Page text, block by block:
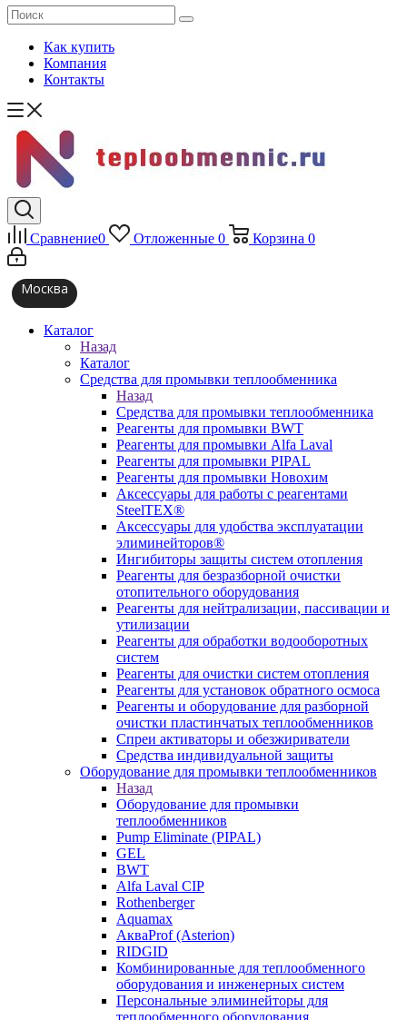
Как купить
Компания
Контакты
Сравнение0 Отложенные 0 Корзина 0
Москва
Каталог
Назад
Каталог
Средства для промывки теплообменника
Назад
Средства для промывки теплообменника
Реагенты для промывки BWT
Реагенты для промывки Alfa Laval
Реагенты для промывки PIPAL
Реагенты для промывки Новохим
Аксессуары для работы с реагентами
SteelTEX®
Аксессуары для удобства эксплуатации
элиминейторов®
Ингибиторы защиты систем отопления
Реагенты для безразборной очистки
отопительного оборудования
Реагенты для нейтрализации, пассивации и
утилизации
Реагенты для обработки водооборотных
систем
Реагенты для очистки систем отопления
Реагенты для установок обратного осмоса
Реагенты и оборудование для разборной
очистки пластинчатых теплообменников
Спреи активаторы и обезжириватели
Средства индивидуальной защиты
Оборудование для промывки теплообменников
Назад
Оборудование для промывки
теплообменников
Pump Eliminate (PIPAL)
GEL
BWT
Alfa Laval CIP
Rothenberger
Aquamax
АкваProf (Asterion)
RIDGID
Комбинированные для теплообменного
оборудования и инженерных систем
Персональные элиминейторы для
теплообменного оборудования